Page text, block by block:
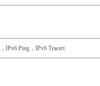
，IPv6 Ping ，IPv6 Tracert